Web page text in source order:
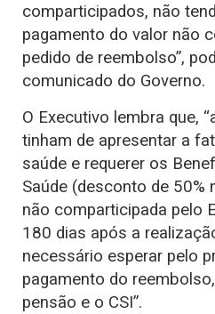
comparticipados, não
pagamento do valor não
pedido de reembolso”,
comunicado do Governo.
O Executivo lembra que,
tinham de apresentar a
saúde e requerer os
Saúde (desconto de 50%
não comparticipada pelo
180 dias após a
necessário esperar pelo
pagamento do
pensão e o CSI”.